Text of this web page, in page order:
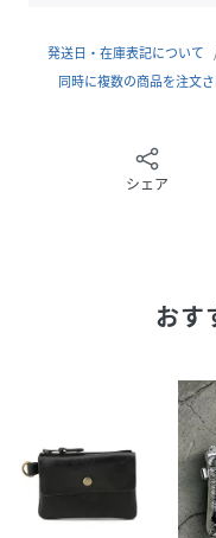
発送日・在庫表記について
同時に複数の商品を注文
シェア
おす